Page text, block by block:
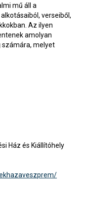
mű áll a
verseiből,
Az ilyen
amolyan
számára, melyet
Ház és Kiállítóhely